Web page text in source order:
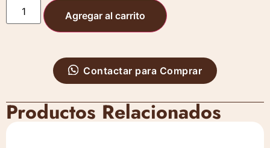
Agregar al carrito
Contactar para Comprar
Productos Relacionados